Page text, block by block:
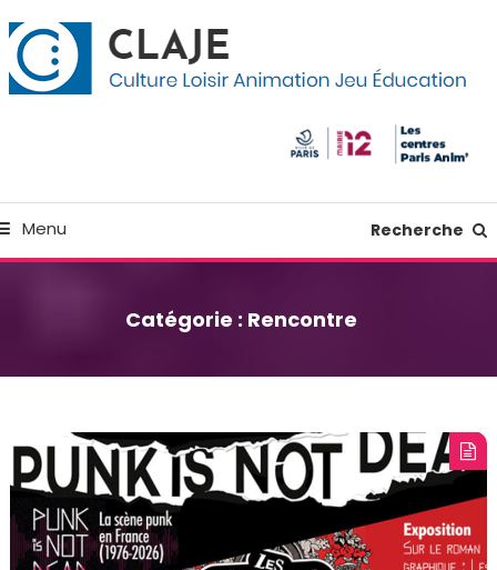
Menu Recherche
Catégorie : Rencontre